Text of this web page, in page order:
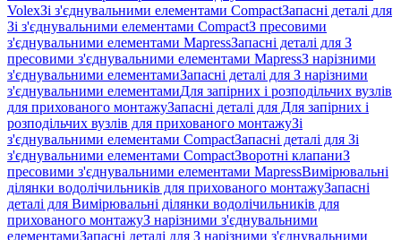
VolexЗі з'єднувальними елементами CompactЗапасні деталі для
Зі з'єднувальними елементами CompactЗ пресовими
з'єднувальними елементами MapressЗапасні деталі для З
пресовими з'єднувальними елементами MapressЗ нарізними
з'єднувальними елементамиЗапасні деталі для З нарізними
з'єднувальними елементамиДля запірних і розподільчих вузлів
для прихованого монтажуЗапасні деталі для Для запірних і
розподільчих вузлів для прихованого монтажуЗі
з'єднувальними елементами CompactЗапасні деталі для Зі
з'єднувальними елементами CompactЗворотні клапаниЗ
пресовими з'єднувальними елементами MapressВимірювальні
ділянки водолічильників для прихованого монтажуЗапасні
деталі для Вимірювальні ділянки водолічильників для
прихованого монтажуЗ нарізними з'єднувальними
елементамиЗапасні деталі для З нарізними з'єднувальними